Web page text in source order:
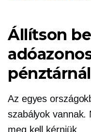
Állítson
pénztárnál
Az egyes
szabályok vannak.
meg kell kérniük